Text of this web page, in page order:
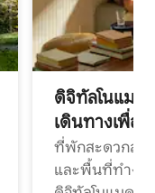
ดิจิทัลโนแมด
เดินทางเพื่อ
ที่พักสะดวกสบ
และพื้นที่ทำงา